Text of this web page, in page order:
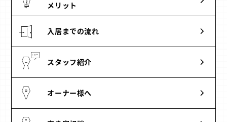
メリット
入居までの流れ
スタッフ紹介
オーナー様へ